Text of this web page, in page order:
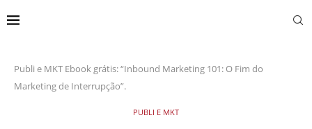
Publi e MKT Ebook grátis: “Inbound Marketing 101: O Fim do
Marketing de Interrupção”.
PUBLI E MKT